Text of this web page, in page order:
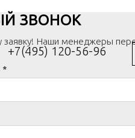
+7(495) 120-56-96
ЗВОНОК
заявку! Наши менеджеры
*